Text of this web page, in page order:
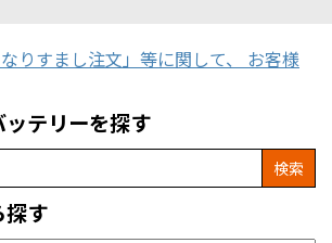
なりすまし注文」等に関して、 お客様
テリーを探す
探す